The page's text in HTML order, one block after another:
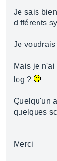
Je sais
différents
Je
Mais je n'ai
log ?
Quelqu'un
quelques
Merci